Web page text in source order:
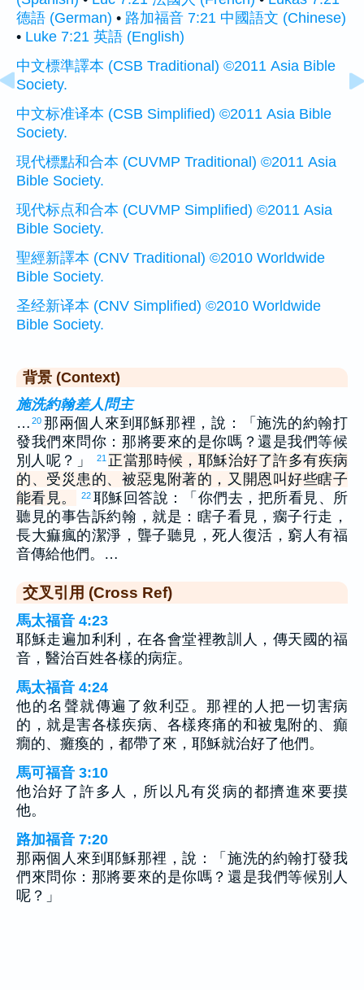
德語 (German) • 路加福音 7:21 中國語文 (Chinese)
• Luke 7:21 英語 (English)
中文標準譯本 (CSB Traditional) ©2011 Asia Bible
Society.
中文标准译本 (CSB Simplified) ©2011 Asia Bible
Society.
現代標點和合本 (CUVMP Traditional) ©2011 Asia
Bible Society.
现代标点和合本 (CUVMP Simplified) ©2011 Asia
Bible Society.
聖經新譯本 (CNV Traditional) ©2010 Worldwide
Bible Society.
圣经新译本 (CNV Simplified) ©2010 Worldwide
Bible Society.
背景 (Context)
施洗約翰差人問主
… 20 那兩個人來到耶穌那裡，說：「施洗的約翰打
發我們來問你：那將要來的是你嗎？還是我們等候
別人呢？」
21 正當那時候，耶穌治好了許多有疾病
的、受災患的、被惡鬼附著的，又開恩叫好些瞎子
能看見。
22 耶穌回答說：「你們去，把所看見、所
聽見的事告訴約翰，就是：瞎子看見，瘸子行走，
長大痲瘋的潔淨，聾子聽見，死人復活，窮人有福
音傳給他們。…
交叉引用 (Cross Ref)
馬太福音 4:23
耶穌走遍加利利，在各會堂裡教訓人，傳天國的福
音，醫治百姓各樣的病症。
馬太福音 4:24
他的名聲就傳遍了敘利亞。那裡的人把一切害病
的，就是害各樣疾病、各樣疼痛的和被鬼附的、癲
癇的、癱瘓的，都帶了來，耶穌就治好了他們。
馬可福音 3:10
他治好了許多人，所以凡有災病的都擠進來要摸
他。
路加福音 7:20
那兩個人來到耶穌那裡，說：「施洗的約翰打發我
們來問你：那將要來的是你嗎？還是我們等候別人
呢？」